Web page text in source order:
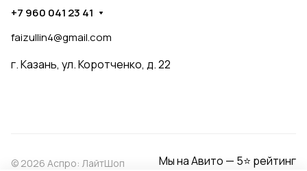
+7 960 041 23 41
faizullin4@gmail.com
г. Казань, ул. Коротченко, д. 22
© 2026 Аспро: ЛайтШоп Мы на Авито — 5⭐ рейтинг